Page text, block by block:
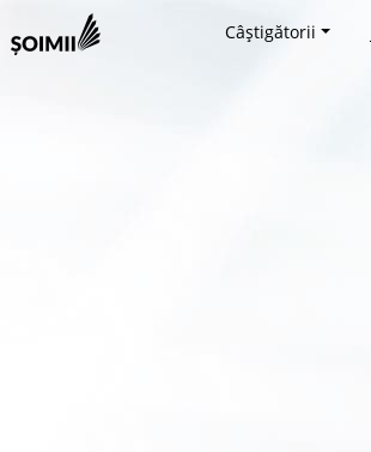
Câștigătorii